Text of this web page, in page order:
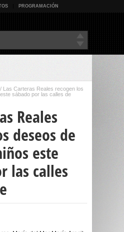
PROGRAMACIÓN
/ Las Carteras Reales recogen los
sábado por las calles de
Reales
deseos de
este
las calles